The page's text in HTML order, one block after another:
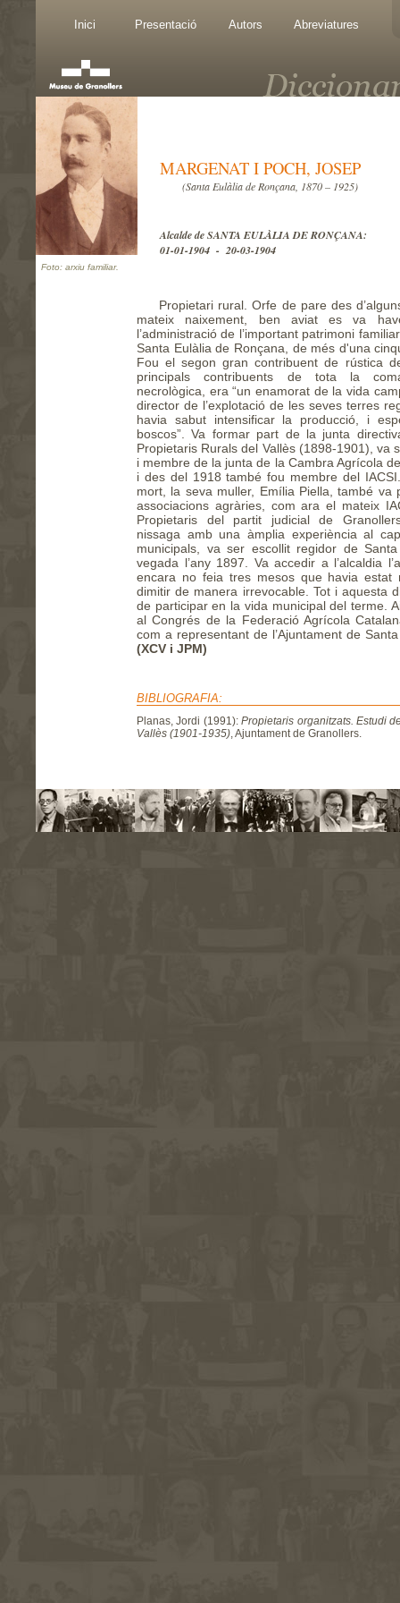
Inici Presentació Autors Abreviatures
MARGENAT I POCH, JOSEP
(Santa Eulàlia de Ronçana, 1870 – 1925)
Alcalde de SANTA EULÀLIA DE RONÇANA:
01-01-1904 - 20-03-1904
Foto: arxiu familiar.
Propietari rural. Orfe de pare des
mateix naixement, ben aviat es va
l’administració de l’important patrimoni
Santa Eulàlia de Ronçana, de més d'una
Fou el segon gran contribuent de rústica
principals contribuents de tota la
necrològica, era “un enamorat de la vida
director de l’explotació de les seves terres
havia sabut intensificar la producció, i
boscos”. Va formar part de la junta
Propietaris Rurals del Vallès (1898-1901), va
i membre de la junta de la Cambra Agrícola
i des del 1918 també fou membre del
mort, la seva muller, Emília Piella, també va
associacions agràries, com ara el mateix
Propietaris del partit judicial de
nissaga amb una àmplia experiència al
municipals, va ser escollit regidor de
vegada l’any 1897. Va accedir a l’alcaldia
encara no feia tres mesos que havia estat
dimitir de manera irrevocable. Tot i aquesta
de participar en la vida municipal del terme.
al Congrés de la Federació Agrícola
com a representant de l’Ajuntament de
(XCV i JPM)
BIBLIOGRAFIA:
Planas, Jordi (1991):Propietaris organitzats. Estudi
Vallès (1901-1935) , Ajuntament de Granollers.